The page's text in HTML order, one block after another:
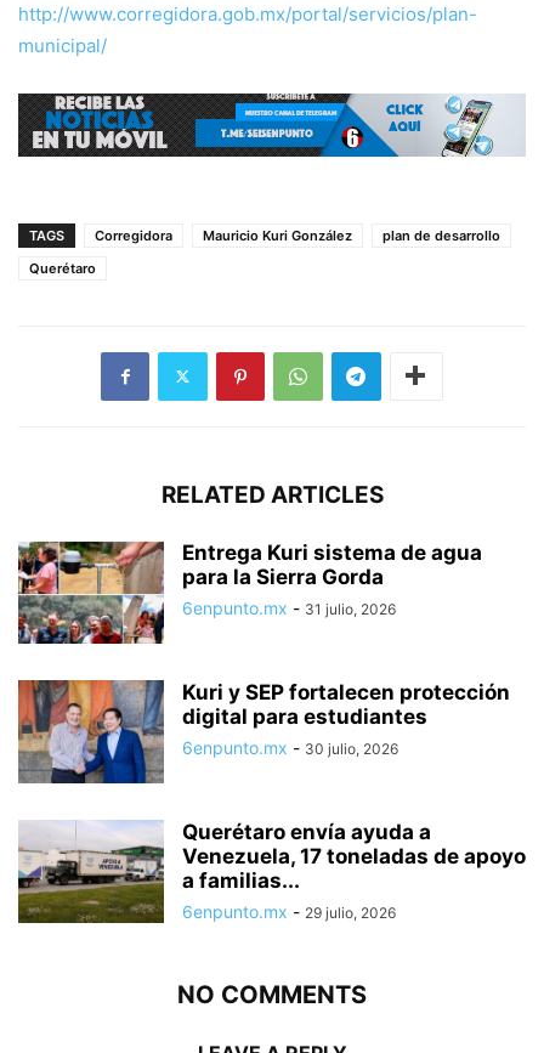
http://www.corregidora.gob.mx/portal/servicios/plan-
municipal/
TAGS Corregidora Mauricio Kuri González
plan de desarrollo
Querétaro
RELATED ARTICLES
Entrega Kuri sistema de agua
para la Sierra Gorda
6enpunto.mx - 31 julio, 2026
Kuri y SEP fortalecen protección
digital para estudiantes
6enpunto.mx - 30 julio, 2026
Querétaro envía ayuda a
Venezuela, 17 toneladas de apoyo
a familias...
6enpunto.mx - 29 julio, 2026
NO COMMENTS